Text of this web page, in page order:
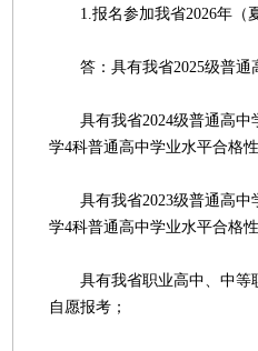
1.报名参加我省2026年（
答：具有我省2025级普通
具有我省2024级普通高中
学4科普通高中学业水平合格
具有我省2023级普通高中
学4科普通高中学业水平合格
具有我省职业高中、中等
自愿报考；